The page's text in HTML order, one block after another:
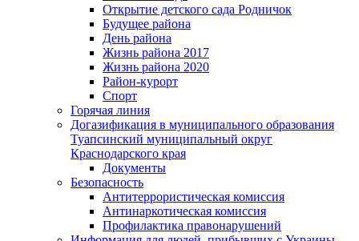
Открытие детского сада Родничок
Будущее района
День района
Жизнь района 2017
Жизнь района 2020
Район-курорт
Спорт
Горячая линия
Догазификация в муниципального образования
Туапсинский муниципальный округ
Краснодарского края
Документы
Безопасность
Антитеррористическая комиссия
Антинаркотическая комиссия
Профилактика правонарушений